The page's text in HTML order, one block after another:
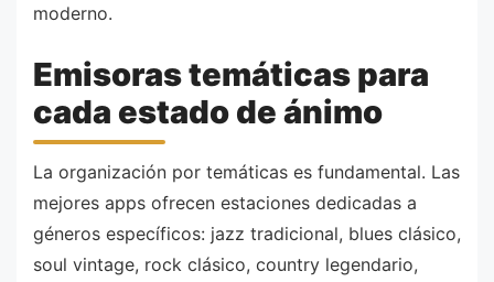
moderno.
Emisoras temáticas para
cada estado de ánimo
La organización por temáticas es fundamental. Las
mejores apps ofrecen estaciones dedicadas a
géneros específicos: jazz tradicional, blues clásico,
soul vintage, rock clásico, country legendario,